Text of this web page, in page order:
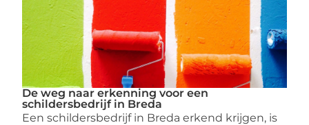
De weg naar erkenning voor een
schildersbedrijf in Breda
Een schildersbedrijf in Breda erkend krijgen, is